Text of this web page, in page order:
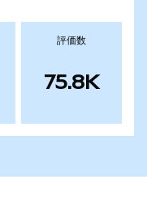
評価数
75.8K